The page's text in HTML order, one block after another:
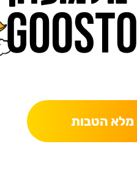
מלא הטבות